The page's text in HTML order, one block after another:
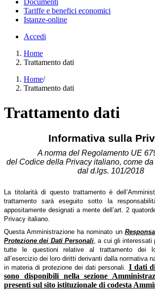
Documenti
Tariffe e benefici economici
Istanze-online
Accedi
Home
Trattamento dati
Home/
Trattamento dati
Trattamento dati
Informativa sulla
A norma del Regolamento UE
del Codice della Privacy italiano, come
dal d.lgs. 101/2018
La titolarità di questo trattamento è
trattamento sarà eseguito sotto la
appositamente designati a mente dell’art. 2
Privacy italiano.
Questa Amministrazione ha nominato un
Protezione dei Dati Personali, a cui gli interessati
tutte le questioni relative al trattamento dei
all’esercizio dei loro diritti derivanti dalla normativa
in materia di protezione dei dati personali. I dati
sono disponibili nella sezione
presenti sul sito istituzionale di codesta